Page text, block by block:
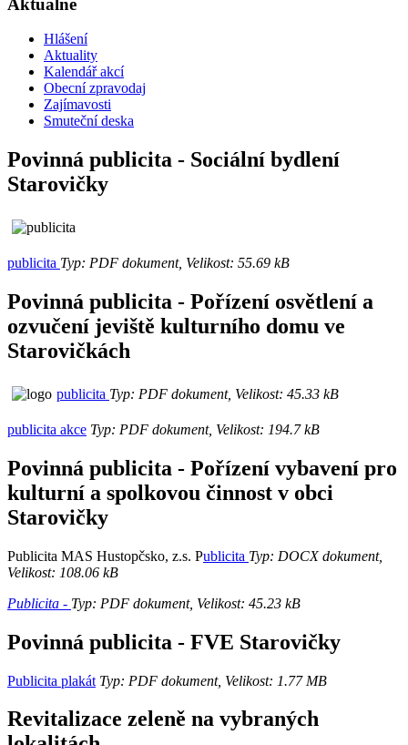
Hlášení
Aktuality
Kalendář akcí
Obecní zpravodaj
Zajímavosti
Smuteční deska
Povinná publicita - Sociální bydlení
Starovičky
publicita Typ: PDF dokument, Velikost: 55.69 kB
Povinná publicita - Pořízení osvětlení a
ozvučení jeviště kulturního domu ve
Starovičkách
publicita Typ: PDF dokument, Velikost: 45.33 kB
publicita akce Typ: PDF dokument, Velikost: 194.7 kB
Povinná publicita - Pořízení vybavení pro
kulturní a spolkovou činnost v obci
Starovičky
Publicita MAS Hustopčsko, z.s. Publicita Typ: DOCX dokument,
Velikost: 108.06 kB
Publicita - Typ: PDF dokument, Velikost: 45.23 kB
Povinná publicita - FVE Starovičky
Publicita plakát Typ: PDF dokument, Velikost: 1.77 MB
Revitalizace zeleně na vybraných